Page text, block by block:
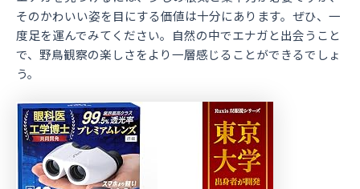
そのかわいい姿を目にする価値は十分にあります。ぜひ、一
度足を運んでみてください。自然の中でエナガと出会うこと
で、野鳥観察の楽しさをより一層感じることができるでしょ
う。